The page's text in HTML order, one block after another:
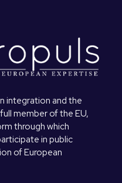
integration and the
member of the EU,
through which
in public
of European